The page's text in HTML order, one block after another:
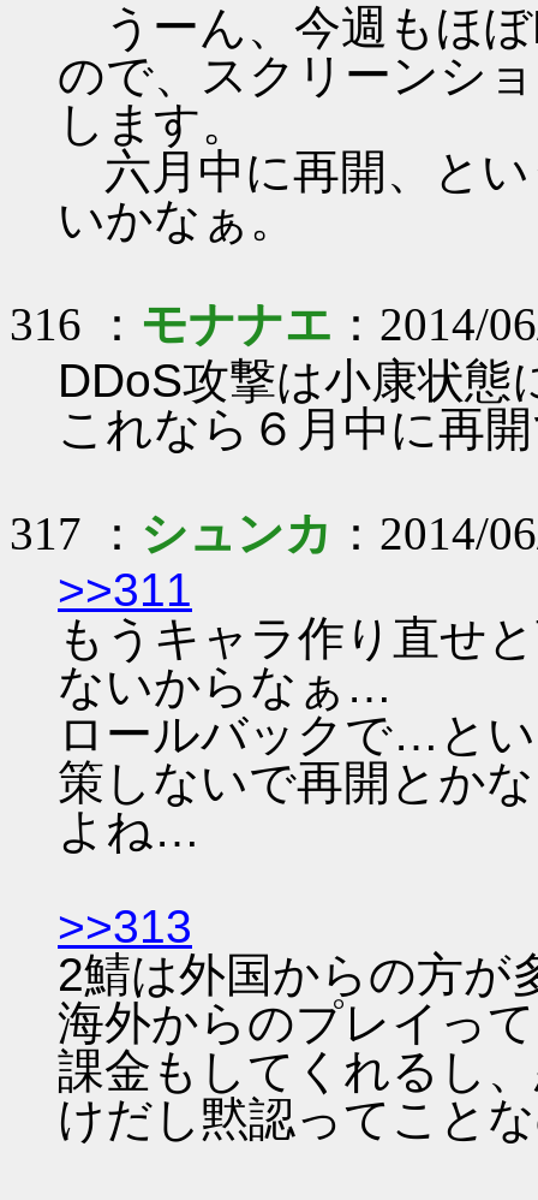
うーん、今週もほ
ので、スクリーンシ
します。
六月中に再開、と
いかなぁ。
316 ： モナナエ ：2014/
DDoS攻撃は小康状
これなら６月中に再
317 ： シュンカ ：2014/
>>311
もうキャラ作り直せ
ないからなぁ…
ロールバックで…と
策しないで再開とか
よね…
>>313
2鯖は外国からの方が
海外からのプレイっ
課金もしてくれるし
けだし黙認ってこと